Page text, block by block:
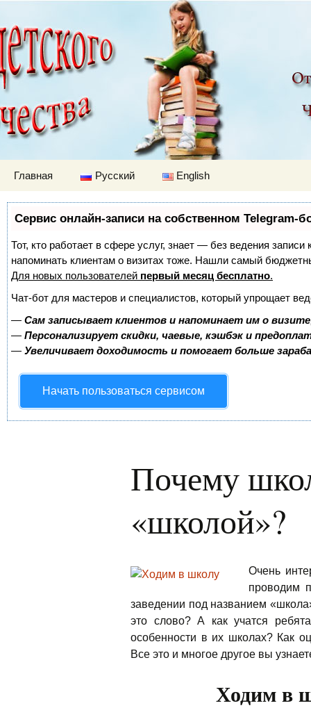
Детский мир
Главная Русский English
Сервис онлайн-записи на собственном Telegram-
Тот, кто работает в сфере услуг, знает — без ведения
напоминать клиентам о визитах тоже. Нашли самый
Для новых пользователей первый месяц бесплатно.
Чат-бот для мастеров и специалистов, который упрощает
— Сам записывает клиентов и напоминает им о
— Персонализирует скидки, чаевые, кэшбэк и
— Увеличивает доходимость и помогает больше
Начать пользоваться сервисом
Почему
«школой»?
Очень
проводим
заведении под названием
это слово? А как учатся
особенности в их школах? Как
Все это и многое другое вы
Ходим в